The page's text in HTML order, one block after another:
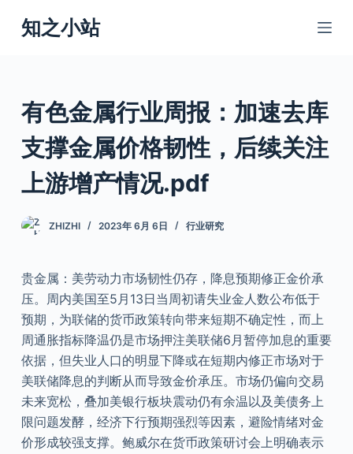
跳
过
知之小站
有色金属行业周报：加速去库
支撑金属价格韧性，后续关注
上游增产情况.pdf
ZHIZHI 2023年 6月 6日 行业研究
贵金属：美劳动力市场韧性仍存，降息预期修正金价承
压。周内美国至5月13日当周初请失业金人数公布低于
预期，为联储的货币政策转向带来短期不确定性，而上
周通胀指标降温仍是市场押注美联储6月暂停加息的重要
依据，但失业人口的明显下降或在短期内修正市场对于
美联储降息的判断从而导致金价承压。市场仍偏向交易
未来宽松，叠加美银行板块震动仍有余温以及美债务上
限问题发酵，经济下行预期强烈等因素，避险情绪对金
价形成较强支撑。鲍威尔在货币政策研讨会上明确表示